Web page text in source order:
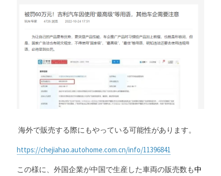
海外で販売する際にもやっている可能性があります。
https://chejiahao.autohome.com.cn/info/11396841
この様に、外国企業が中国で生産した車両の販売数も中